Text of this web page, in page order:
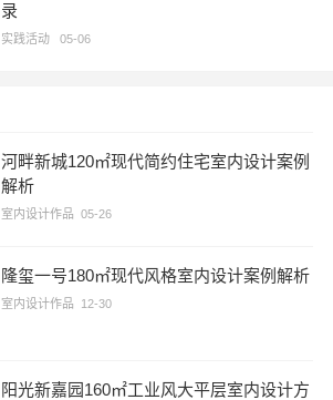
录
实践活动05-06
河畔新城120㎡现代简约住宅室内设计案例
解析
室内设计作品 05-26
隆玺一号180㎡现代风格室内设计案例解析
室内设计作品 12-30
阳光新嘉园160㎡工业风大平层室内设计方